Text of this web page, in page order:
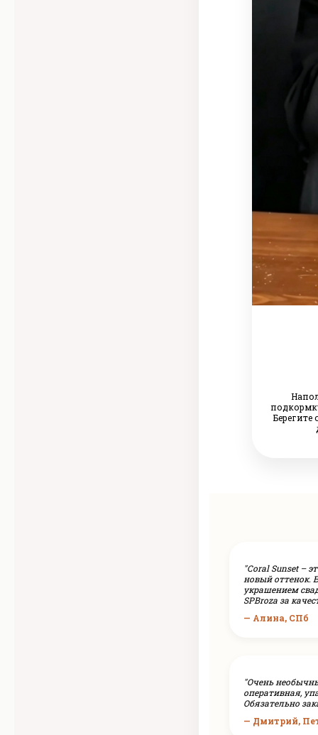
"Coral Sunset –
новый оттенок.
украшением
SPBroza за
— Алина, СПб
"Очень
оперативная,
Обязательно
— Дмитрий,